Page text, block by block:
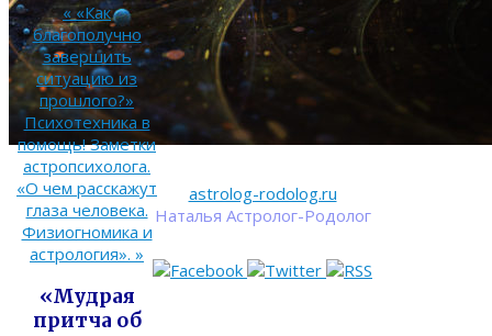
astrolog-rodolog.ru
Наталья Астролог-Родолог
««Как
благополучно
завершить
ситуацию из
прошлого?»
Психотехника в
помощь! Заметки
астропсихолога.
«О чем расскажут
глаза человека.
Физиогномика и
астрология». »
«Мудрая
притча об